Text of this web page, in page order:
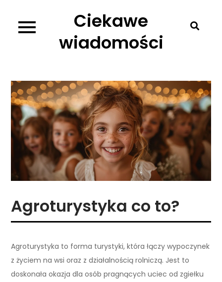
content
Ciekawe
wiadomości
Agroturystyka co to?
Agroturystyka to forma turystyki, która łączy wypoczynek
z życiem na wsi oraz z działalnością rolniczą. Jest to
doskonała okazja dla osób pragnących uciec od zgiełku